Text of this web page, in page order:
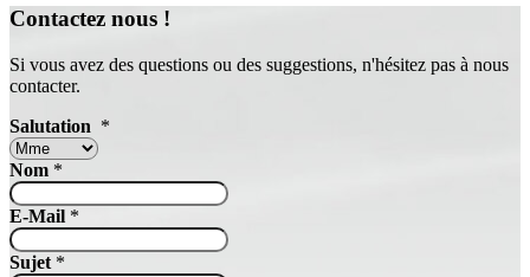
Contactez nous !
Si vous avez des questions ou des suggestions, n'hésitez pas à nous
contacter.
Salutation *
Nom *
E-Mail *
Sujet *